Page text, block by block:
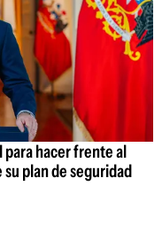
hacer frente al
plan de seguridad